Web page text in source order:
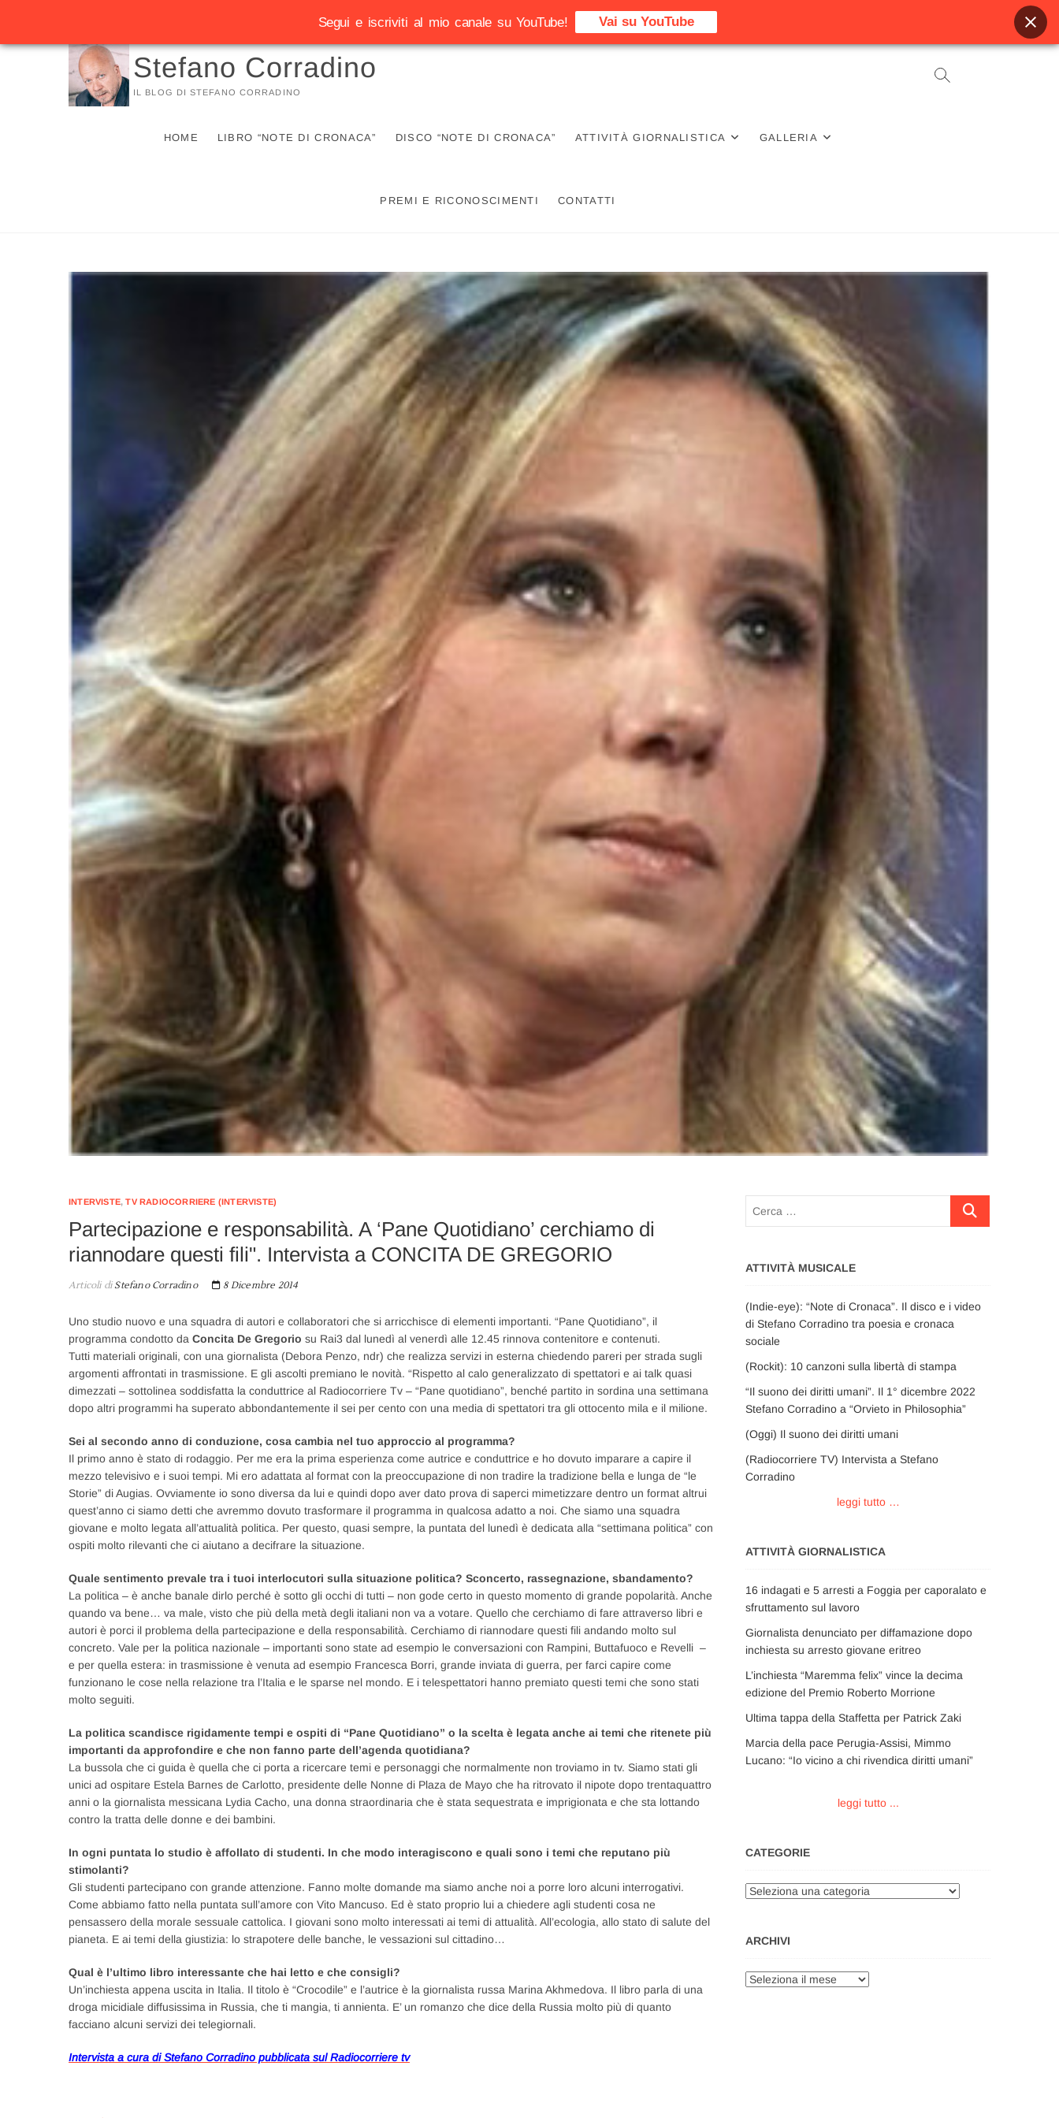
Vai
Stefano Corradino
IL BLOG DI STEFANO CORRADINO
HOME LIBRO “NOTE DI CRONACA” DISCO “NOTE DI CRONACA” ATTIVITÀ GIORNALISTICA GALLERIA
PREMI E RICONOSCIMENTI CONTATTI
INTERVISTE,TV RADIOCORRIERE (INTERVISTE)
Partecipazione e responsabilità. A ‘Pane Quotidiano’ cerchiamo di
riannodare questi fili". Intervista a CONCITA DE GREGORIO
Articoli diStefano Corradino 8 Dicembre 2014
Uno studio nuovo e una squadra di autori e collaboratori che si arricchisce di elementi importanti. “Pane Quotidiano”, il
programma condotto da Concita De Gregorio su Rai3 dal lunedì al venerdì alle 12.45 rinnova contenitore e contenuti.
Tutti materiali originali, con una giornalista (Debora Penzo, ndr) che realizza servizi in esterna chiedendo pareri per strada sugli
argomenti affrontati in trasmissione. E gli ascolti premiano le novità. “Rispetto al calo generalizzato di spettatori e ai talk quasi
dimezzati – sottolinea soddisfatta la conduttrice al Radiocorriere Tv – “Pane quotidiano”, benché partito in sordina una settimana
dopo altri programmi ha superato abbondantemente il sei per cento con una media di spettatori tra gli ottocento mila e il milione.
Sei al secondo anno di conduzione, cosa cambia nel tuo approccio al programma?
Il primo anno è stato di rodaggio. Per me era la prima esperienza come autrice e conduttrice e ho dovuto imparare a capire il
mezzo televisivo e i suoi tempi. Mi ero adattata al format con la preoccupazione di non tradire la tradizione bella e lunga de “le
Storie” di Augias. Ovviamente io sono diversa da lui e quindi dopo aver dato prova di saperci mimetizzare dentro un format altrui
quest’anno ci siamo detti che avremmo dovuto trasformare il programma in qualcosa adatto a noi. Che siamo una squadra
giovane e molto legata all’attualità politica. Per questo, quasi sempre, la puntata del lunedì è dedicata alla “settimana politica” con
ospiti molto rilevanti che ci aiutano a decifrare la situazione.
Quale sentimento prevale tra i tuoi interlocutori sulla situazione politica? Sconcerto, rassegnazione, sbandamento?
La politica – è anche banale dirlo perché è sotto gli occhi di tutti – non gode certo in questo momento di grande popolarità. Anche
quando va bene… va male, visto che più della metà degli italiani non va a votare. Quello che cerchiamo di fare attraverso libri e
autori è porci il problema della partecipazione e della responsabilità. Cerchiamo di riannodare questi fili andando molto sul
concreto. Vale per la politica nazionale – importanti sono state ad esempio le conversazioni con Rampini, Buttafuoco e Revelli –
e per quella estera: in trasmissione è venuta ad esempio Francesca Borri, grande inviata di guerra, per farci capire come
funzionano le cose nella relazione tra l’Italia e le sparse nel mondo. E i telespettatori hanno premiato questi temi che sono stati
molto seguiti.
La politica scandisce rigidamente tempi e ospiti di “Pane Quotidiano” o la scelta è legata anche ai temi che ritenete più
importanti da approfondire e che non fanno parte dell’agenda quotidiana?
La bussola che ci guida è quella che ci porta a ricercare temi e personaggi che normalmente non troviamo in tv. Siamo stati gli
unici ad ospitare Estela Barnes de Carlotto, presidente delle Nonne di Plaza de Mayo che ha ritrovato il nipote dopo trentaquattro
anni o la giornalista messicana Lydia Cacho, una donna straordinaria che è stata sequestrata e imprigionata e che sta lottando
contro la tratta delle donne e dei bambini.
In ogni puntata lo studio è affollato di studenti. In che modo interagiscono e quali sono i temi che reputano più
stimolanti?
Gli studenti partecipano con grande attenzione. Fanno molte domande ma siamo anche noi a porre loro alcuni interrogativi.
Come abbiamo fatto nella puntata sull’amore con Vito Mancuso. Ed è stato proprio lui a chiedere agli studenti cosa ne
pensassero della morale sessuale cattolica. I giovani sono molto interessati ai temi di attualità. All’ecologia, allo stato di salute del
pianeta. E ai temi della giustizia: lo strapotere delle banche, le vessazioni sul cittadino…
Qual è l’ultimo libro interessante che hai letto e che consigli?
Un’inchiesta appena uscita in Italia. Il titolo è “Crocodile” e l’autrice è la giornalista russa Marina Akhmedova. Il libro parla di una
droga micidiale diffusissima in Russia, che ti mangia, ti annienta. E’ un romanzo che dice della Russia molto più di quanto
facciano alcuni servizi dei telegiornali.
Intervista a cura di Stefano Corradino pubblicata sul Radiocorriere tv
Cerca
ATTIVITÀ MUSICALE
(Indie-eye): “Note di Cronaca”. Il disco e i video
di Stefano Corradino tra poesia e cronaca
sociale
(Rockit): 10 canzoni sulla libertà di stampa
“Il suono dei diritti umani”. Il 1° dicembre 2022
Stefano Corradino a “Orvieto in Philosophia”
(Oggi) Il suono dei diritti umani
(Radiocorriere TV) Intervista a Stefano
Corradino
leggi tutto …
ATTIVITÀ GIORNALISTICA
16 indagati e 5 arresti a Foggia per caporalato e
sfruttamento sul lavoro
Giornalista denunciato per diffamazione dopo
inchiesta su arresto giovane eritreo
L’inchiesta “Maremma felix” vince la decima
edizione del Premio Roberto Morrione
Ultima tappa della Staffetta per Patrick Zaki
Marcia della pace Perugia-Assisi, Mimmo
Lucano: “Io vicino a chi rivendica diritti umani”
leggi tutto ...
CATEGORIE
Categorie
ARCHIVI
Archivi
Segui e iscriviti al mio canale su YouTube! Vai su YouTube